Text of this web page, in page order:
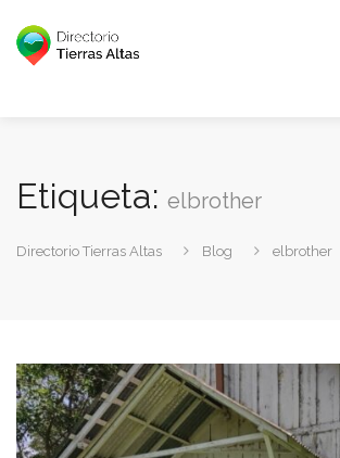
Etiqueta: elbrother
Directorio Tierras Altas Blog elbrother